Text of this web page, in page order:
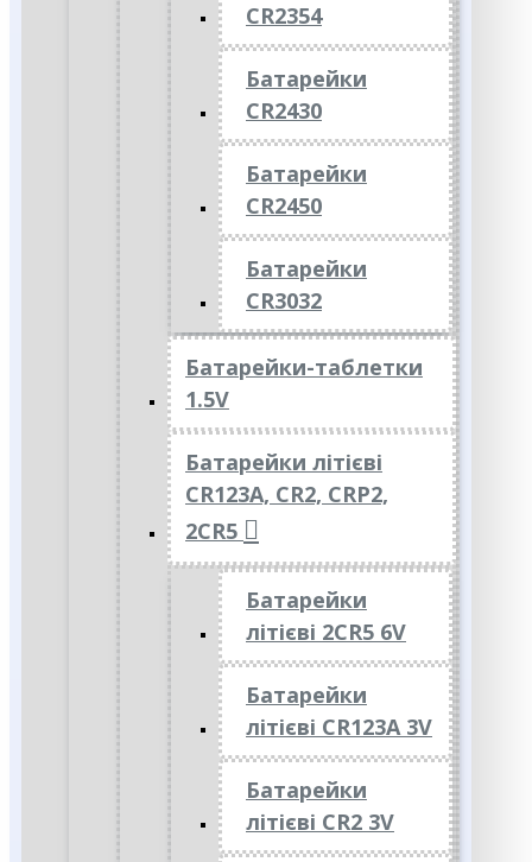
CR2354
Батарейки
CR2430
Батарейки
CR2450
Батарейки
CR3032
Батарейки-таблетки
1.5V
Батарейки літієві
CR123A, CR2, CRP2,
2CR5
Батарейки
літієві 2CR5 6V
Батарейки
літієві CR123A 3V
Батарейки
літієві CR2 3V